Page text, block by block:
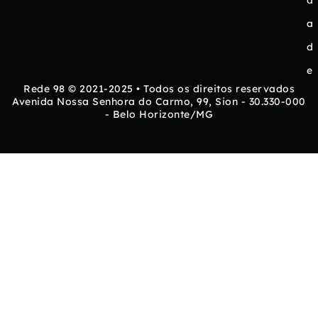
a
d
e
Rede 98 © 2021-2025 • Todos os direitos reservados
Avenida Nossa Senhora do Carmo, 99, Sion - 30.330-000
- Belo Horizonte/MG